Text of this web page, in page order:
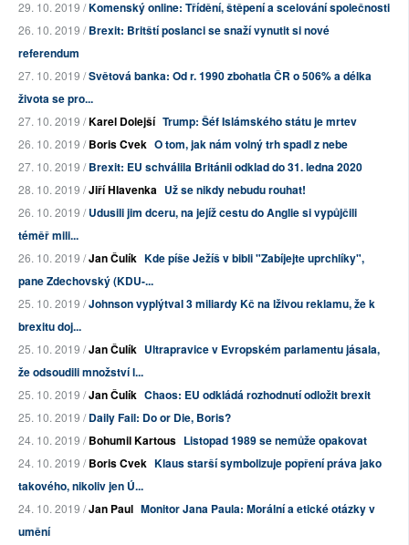
29. 10. 2019 /Komenský online: Třídění, štěpení a scelování společnosti
26. 10. 2019 /Brexit: Britští poslanci se snaží vynutit si nové
referendum
27. 10. 2019 /Světová banka: Od r. 1990 zbohatla ČR o 506% a délka
života se pro...
27. 10. 2019 /Karel Dolejší Trump: Šéf Islámského státu je mrtev
26. 10. 2019 /Boris Cvek O tom, jak nám volný trh spadl z nebe
27. 10. 2019 /Brexit: EU schválila Británii odklad do 31. ledna 2020
28. 10. 2019 /Jiří Hlavenka Už se nikdy nebudu rouhat!
26. 10. 2019 /Udusili jim dceru, na jejíž cestu do Anglie si vypůjčili
téměř mili...
26. 10. 2019 /Jan Čulík Kde píše Ježíš v bibli "Zabíjejte uprchlíky",
pane Zdechovský (KDU-...
25. 10. 2019 /Johnson vyplýtval 3 miliardy Kč na lživou reklamu, že k
brexitu doj...
25. 10. 2019 /Jan Čulík Ultrapravice v Evropském parlamentu jásala,
že odsoudili množství l...
25. 10. 2019 /Jan Čulík Chaos: EU odkládá rozhodnutí odložit brexit
25. 10. 2019 /Daily Fail: Do or Die, Boris?
24. 10. 2019 /Bohumil Kartous Listopad 1989 se nemůže opakovat
24. 10. 2019 /Boris Cvek Klaus starší symbolizuje popření práva jako
takového, nikoliv jen Ú...
24. 10. 2019 /Jan Paul Monitor Jana Paula: Morální a etické otázky v
umění